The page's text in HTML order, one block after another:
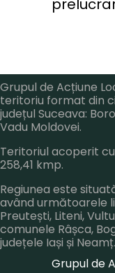
Grupul de Acțiune
teritoriu format din
județul Suceava:
Vadu Moldovei.
Teritoriul acoperit
258,41 kmp.
Regiunea este
având următoarele
Preutești, Liteni,
comunele Râșca,
județele Iași și Neamț.
Grupul de